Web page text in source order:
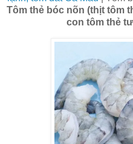
Tôm thẻ bóc nõn (thịt tôm
con tôm thẻ